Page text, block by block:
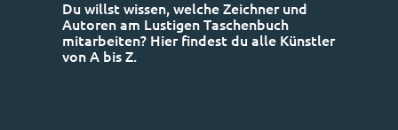
Du willst wissen, welche Zeichner und
Autoren am Lustigen Taschenbuch
mitarbeiten? Hier findest du alle Künstler
von A bis Z.